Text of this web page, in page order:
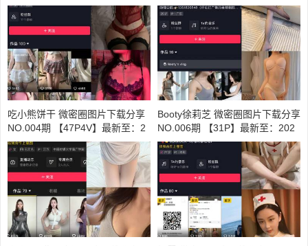
吃小熊饼干 微密圈图片下载分享
NO.004期 【47P4V】最新至：2
024.2.26
Booty徐莉芝 微密圈图片下载分享
NO.006期 【31P】最新至：202
3.6.25